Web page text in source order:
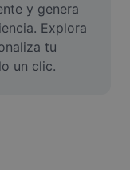
y genera
Explora
tu
un clic.